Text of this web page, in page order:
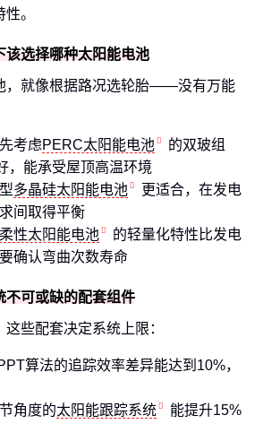
。
该选择哪种太阳能电池
，就像根据路况选轮胎——没有万能
考虑PERC太阳能电池
的双玻组
，能承受屋顶高温环境
多晶硅太阳能电池
更适合，在发电
间取得平衡
柔性太阳能电池
的轻量化特性比发电
确认弯曲次数寿命
不可或缺的配套组件
些配套决定系统上限：
算法的追踪效率差异能达到10%，
角度的太阳能跟踪系统
能提升15%